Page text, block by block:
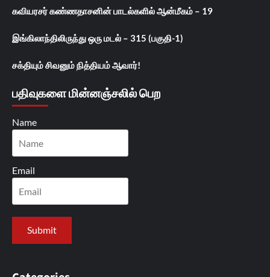
கவியரசர் கண்ணதாசனின் பாடல்களில் ஆன்மீகம் – 19
இங்கிலாந்திலிருந்து ஒரு மடல் – 315 (பகுதி-1)
சக்தியும் சிவனும் நித்தியம் ஆவார்!
பதிவுகளை மின்னஞ்சலில் பெற
Name
Email